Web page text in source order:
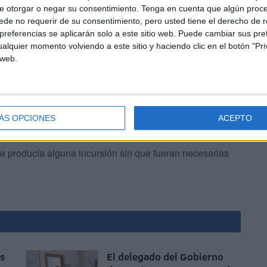
otorgar o negar su consentimiento. Tenga en cuenta que algún
no requerir de su consentimiento, pero usted tiene el derecho de
se aplicarán solo a este sitio web. Puede cambiar sus
momento volviendo a este sitio y haciendo clic en el botón
OPCIONES ACEPTO
a los arenales, aunque eso no impidió que
Ceuta forzando a su auxilio por parte de la Marina
producía alguna incursión sin que fueran necesarias
El delegado del Gobierno